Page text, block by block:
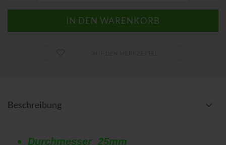
Beschreibung
Durchmesser 25mm